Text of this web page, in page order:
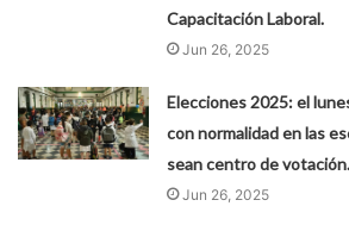
Capacitación Laboral.
Jun 26, 2025
Elecciones 2025: el
con normalidad en las
sean centro de votación.
Jun 26, 2025